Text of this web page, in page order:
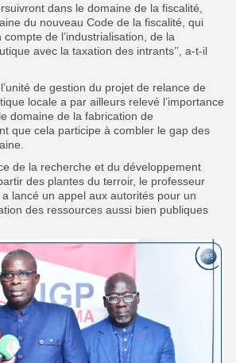
dans le domaine de la fiscalité,
du nouveau Code de la fiscalité, qui
compte de l’industrialisation, de la
avec la taxation des intrants’’, a-t-il
de gestion du projet de relance de
locale a par ailleurs relevé l’importance
domaine de la fabrication de
que cela participe à combler le gap des
de la recherche et du développement
des plantes du terroir, le professeur
lancé un appel aux autorités pour un
des ressources aussi bien publiques